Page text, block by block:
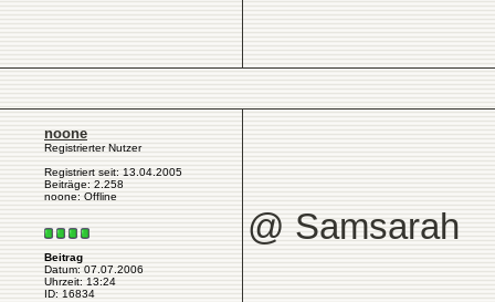
noone
Registrierter Nutzer
Registriert seit: 13.04.2005
Beiträge: 2.258
noone: Offline
Beitrag
Datum: 07.07.2006
Uhrzeit: 13:24
ID: 16834
@ Samsarah